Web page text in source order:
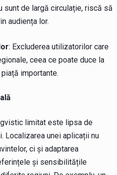
sunt de largă circulație, riscă să
audiența lor.
: Excluderea utilizatorilor care
ceea ce poate duce la
importante.
limitat este lipsa de
Localizarea unei aplicații nu
ci și adaptarea
și sensibilitățile